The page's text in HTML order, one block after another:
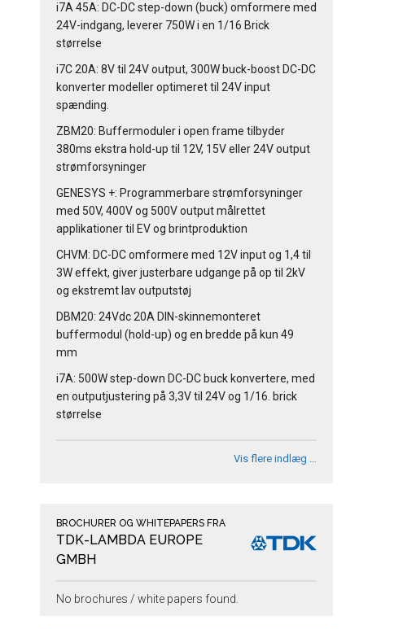
i7A 45A: DC-DC step-down (buck) omformere med
24V-indgang, leverer 750W i en 1/16 Brick
størrelse
i7C 20A: 8V til 24V output, 300W buck-boost DC-DC
konverter modeller optimeret til 24V input
spænding.
ZBM20: Buffermoduler i open frame tilbyder
380ms ekstra hold-up til 12V, 15V eller 24V output
strømforsyninger
GENESYS +: Programmerbare strømforsyninger
med 50V, 400V og 500V output målrettet
applikationer til EV og brintproduktion
CHVM: DC-DC omformere med 12V input og 1,4 til
3W effekt, giver justerbare udgange på op til 2kV
og ekstremt lav outputstøj
DBM20: 24Vdc 20A DIN-skinnemonteret
buffermodul (hold-up) og en bredde på kun 49
mm
i7A: 500W step-down DC-DC buck konvertere, med
en outputjustering på 3,3V til 24V og 1/16. brick
størrelse
Vis flere indlæg …
BROCHURER OG WHITEPAPERS FRA
TDK-LAMBDA EUROPE
GMBH
No brochures / white papers found.